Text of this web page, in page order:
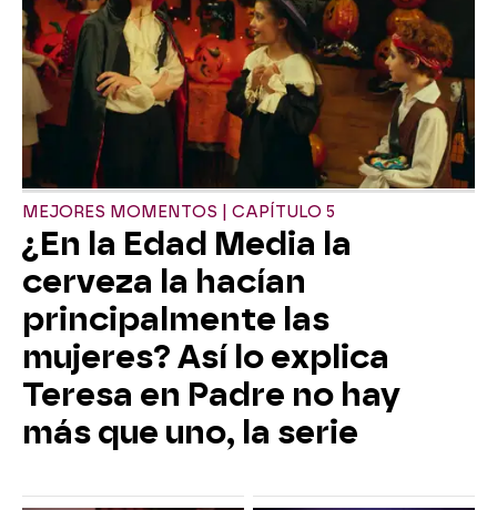
MEJORES MOMENTOS | CAPÍTULO 5
¿En la Edad Media la
cerveza la hacían
principalmente las
mujeres? Así lo explica
Teresa en Padre no hay
más que uno, la serie